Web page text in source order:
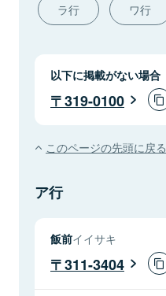
ラ行 ワ行
以下に掲載がない場合
319-0100
このページの先頭に戻る
ア行
飯前イイサキ
311-3404